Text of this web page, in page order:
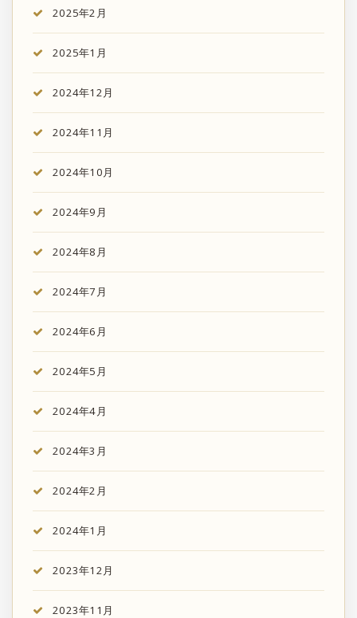
2025年2月
2025年1月
2024年12月
2024年11月
2024年10月
2024年9月
2024年8月
2024年7月
2024年6月
2024年5月
2024年4月
2024年3月
2024年2月
2024年1月
2023年12月
2023年11月